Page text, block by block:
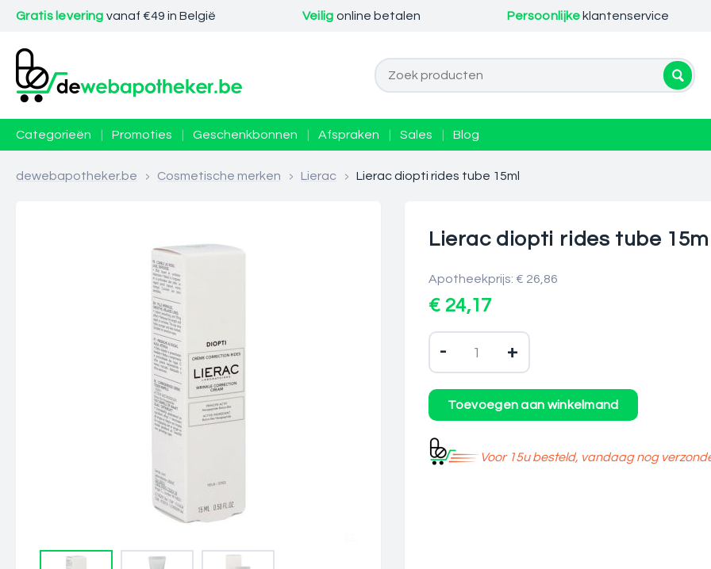
Gratis levering vanaf €49 in België Veilig online betalen Persoonlijke klantenservice
Categorieën Promoties Geschenkbonnen Afspraken Sales Blog
dewebapotheker.be > Cosmetische merken > Lierac > Lierac diopti rides tube 15ml
Lierac diopti rides tube
Apotheekprijs: € 26,86
€ 24,17
- +
Voor 15u besteld, vandaag nog